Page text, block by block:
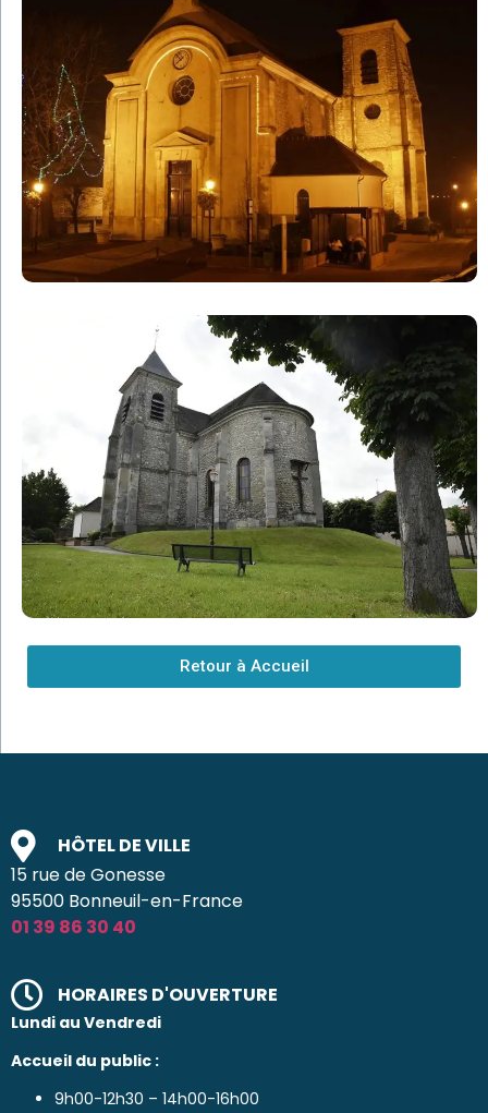
Retour à Accueil
HÔTEL DE VILLE
15 rue de Gonesse
95500 Bonneuil-en-France
01 39 86 30 40
HORAIRES D'OUVERTURE
Lundi au Vendredi
Accueil du public :
9h00-12h30 – 14h00-16h00